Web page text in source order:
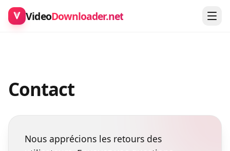
VideoDownloader.net
Contact
Nous apprécions les retours des